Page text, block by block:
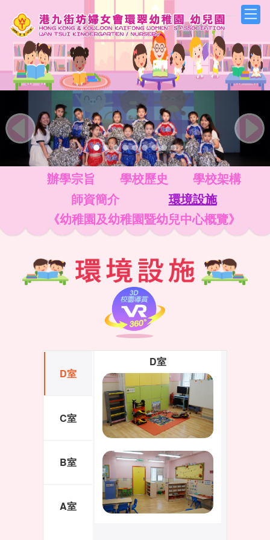
Previous Next
辦學宗旨 學校歷史
學校架構
師資簡介
環境設施
《幼稚園及幼稚園暨幼兒中心概覽》